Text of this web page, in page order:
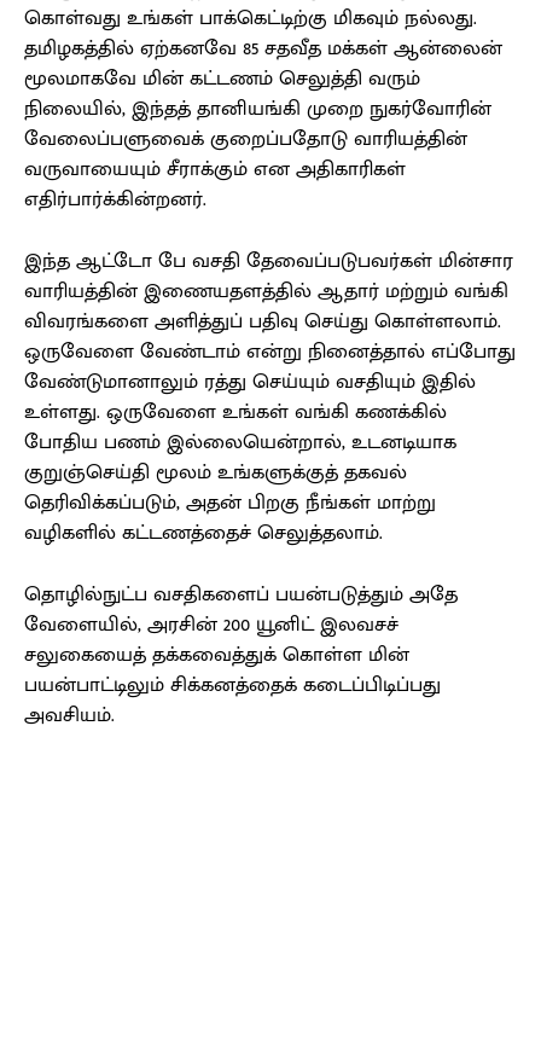
கொள்வது உங்கள் பாக்கெட்டிற்கு மிகவும் நல்லது.
தமிழகத்தில் ஏற்கனவே 85 சதவீத மக்கள் ஆன்லைன்
மூலமாகவே மின் கட்டணம் செலுத்தி வரும்
நிலையில், இந்தத் தானியங்கி முறை நுகர்வோரின்
வேலைப்பளுவைக் குறைப்பதோடு வாரியத்தின்
வருவாயையும் சீராக்கும் என அதிகாரிகள்
எதிர்பார்க்கின்றனர்.
இந்த ஆட்டோ பே வசதி தேவைப்படுபவர்கள் மின்சார
வாரியத்தின் இணையதளத்தில் ஆதார் மற்றும் வங்கி
விவரங்களை அளித்துப் பதிவு செய்து கொள்ளலாம்.
ஒருவேளை வேண்டாம் என்று நினைத்தால் எப்போது
வேண்டுமானாலும் ரத்து செய்யும் வசதியும் இதில்
உள்ளது. ஒருவேளை உங்கள் வங்கி கணக்கில்
போதிய பணம் இல்லையென்றால், உடனடியாக
குறுஞ்செய்தி மூலம் உங்களுக்குத் தகவல்
தெரிவிக்கப்படும், அதன் பிறகு நீங்கள் மாற்று
வழிகளில் கட்டணத்தைச் செலுத்தலாம்.
தொழில்நுட்ப வசதிகளைப் பயன்படுத்தும் அதே
வேளையில், அரசின் 200 யூனிட் இலவசச்
சலுகையைத் தக்கவைத்துக் கொள்ள மின்
பயன்பாட்டிலும் சிக்கனத்தைக் கடைப்பிடிப்பது
அவசியம்.